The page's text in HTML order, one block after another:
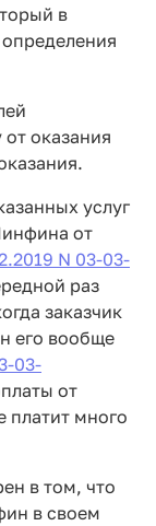
в
оказания
услуг
от
N 03-03-
раз
заказчик
его вообще
03-
от
платит много
в том, что
в своем